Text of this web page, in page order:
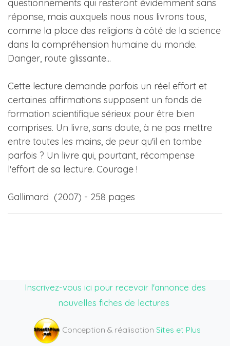
questionnements qui resteront évidemment sans
réponse, mais auxquels nous nous livrons tous,
comme la place des religions à côté de la science
dans la compréhension humaine du monde.
Danger, route glissante...
Cette lecture demande parfois un réel effort et
certaines affirmations supposent un fonds de
formation scientifique sérieux pour être bien
comprises. Un livre, sans doute, à ne pas mettre
entre toutes les mains, de peur qu'il en tombe
parfois ? Un livre qui, pourtant, récompense
l'effort de sa lecture. Courage !
Gallimard (2007) - 258 pages
Inscrivez-vous ici pour recevoir l'annonce des
nouvelles fiches de lectures
Conception & réalisation Sites et Plus